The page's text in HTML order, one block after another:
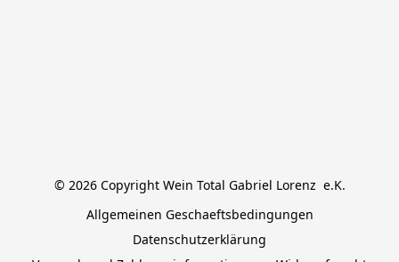
© 2026 Copyright Wein Total Gabriel Lorenz  e.K.
Allgemeinen Geschaeftsbedingungen
Datenschutzerklärung